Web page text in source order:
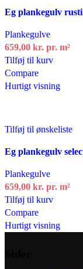
Eg plankegulv
Plankegulve
659,00 kr. pr. m²
Tilføj til kurv
Compare
Hurtigt visning
Tilføj til ønskeliste
Eg plankegulv
Plankegulve
659,00 kr. pr. m²
Tilføj til kurv
Compare
Hurtigt visning